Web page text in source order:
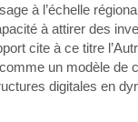
à l’échelle
à attirer des
cite à ce titre
un modèle de
digitales en